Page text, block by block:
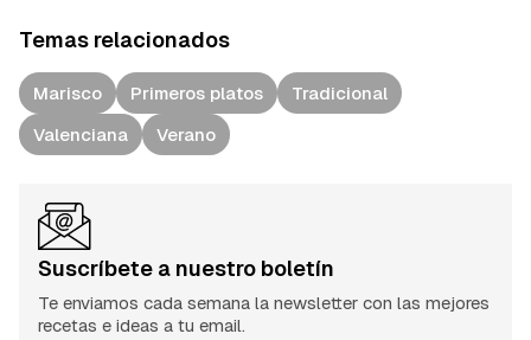
Temas relacionados
Marisco Primeros platos
Tradicional
Valenciana
Verano
Suscríbete a nuestro boletín
Te enviamos cada semana la newsletter con las mejores
recetas e ideas a tu email.